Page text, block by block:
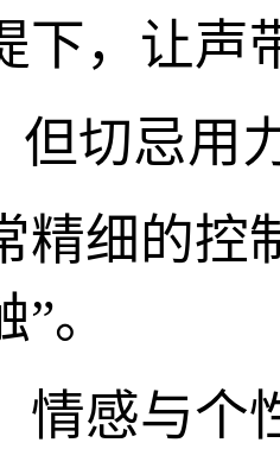
下，让声
但切忌用
精细的控
。
情感与